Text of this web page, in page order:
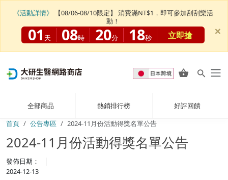
全部商品 熱銷排行榜
好評回饋
首頁
公告專區 2024-11月份活動得獎名單公告
2024-11月份活動得獎名單公告
發佈日期：
2024-12-13
《活動詳情》
【08/06-08/10限定】 消費滿NT$1，即可參加刮刮樂活
動！
01 天 08時 20分 18秒 立即搶 ×